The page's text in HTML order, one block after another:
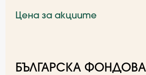
Цена за акциите
БЪЛГАРСКА